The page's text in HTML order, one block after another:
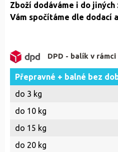
Zboží dodáváme i do
Vám spočítáme dle dodací
DPD - balík v
Přepravné + balné bez
do 3 kg
do 10 kg
do 15 kg
do 20 kg